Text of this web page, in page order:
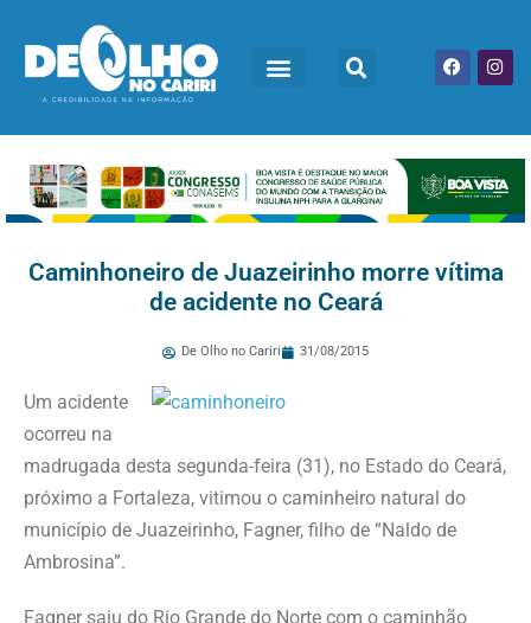
Caminhoneiro de Juazeirinho morre vítima
de acidente no Ceará
De Olho no Cariri 31/08/2015
Um acidente
ocorreu na
madrugada desta segunda-feira (31), no Estado do Ceará,
próximo a Fortaleza, vitimou o caminheiro natural do
município de Juazeirinho, Fagner, filho de “Naldo de
Ambrosina”.
Fagner saiu do Rio Grande do Norte com o caminhão